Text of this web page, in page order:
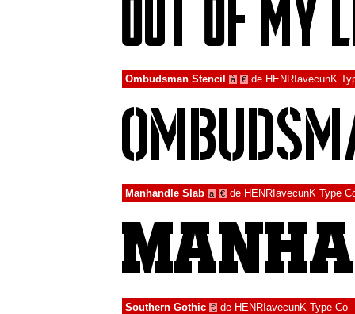
Ombudsman Stencil à € de HENRIavecunK
Manhandle Slab à € de HENRIavecunK Type
Southern Gothic € de HENRIavecunK Type Co